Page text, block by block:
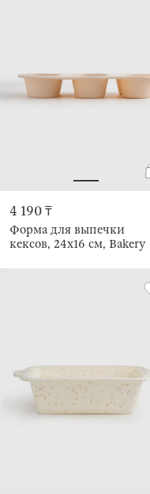
4 190 ₸
Форма для выпечки
кексов, 24x16 см, Bakery